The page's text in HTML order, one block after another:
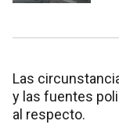
Las
y las fuentes
al respecto.